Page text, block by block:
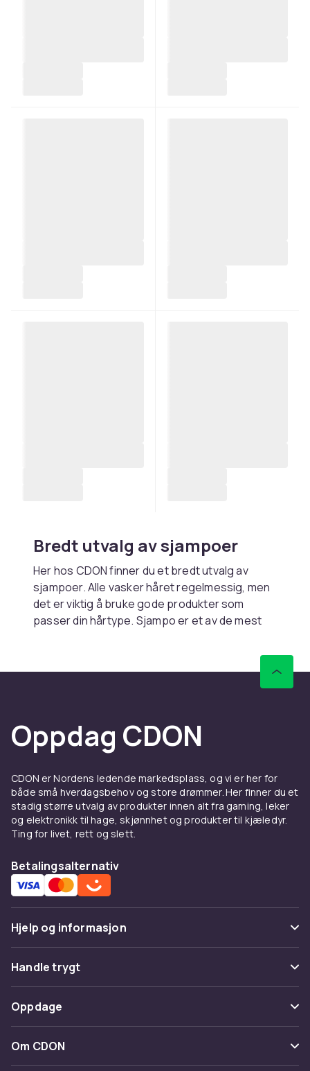
Bredt utvalg av sjampoer
Her hos CDON finner du et bredt utvalg av
sjampoer. Alle vasker håret regelmessig, men
det er viktig å bruke gode produkter som
passer din hårtype. Sjampo er et av de mest
utseende. Det masseres inn i fuktig hår til det
Sjampo fra kjente merker
Warg, Olaplex, Maria Nila, Redken og Keraste,
samt nye, spennende merker og produkter.
Med flere tusen hårpleieprodukter er du
garantert å finne noe som passer deg. Hvilken
sjampo som er best for deg, avhenger av
hvilken hårtype du har. Det finnes forskjellige
typer produkter for forskjellige hårtyper, for
eksempel krøllete, fet, tørt eller farget hår. Her
hos CDON finnes det noe for alle hårtyper,
hårproblemer og preferanser. Du finner blant
og flass.
Finn riktig spesialsjampo
Trenger håret noe ekstra? Utforsk våre
flassjampoer
sølvsjampoersom nøytraliserer gule toner i
Oppdag CDON
CDON er Nordens ledende markedsplass, og vi er her for
både små hverdagsbehov og store drømmer. Her finner du et
stadig større utvalg av produkter innen alt fra gaming, leker
og elektronikk til hage, skjønnhet og produkter til kjæledyr.
Ting for livet, rett og slett.
Betalingsalternativ
Hjelp og informasjon
Vanlige spørsmål
Spor pakke
Angre & returner her
Kontakt oss
Handle trygt
Betaling
Levering
Oppdage
Kategorier
Om CDON